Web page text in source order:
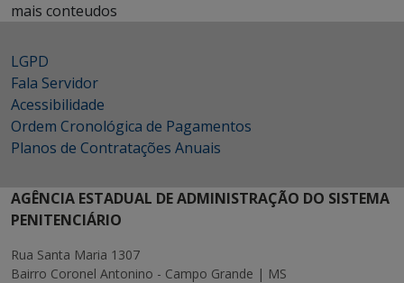
mais conteudos
LGPD
Fala Servidor
Acessibilidade
Ordem Cronológica de Pagamentos
Planos de Contratações Anuais
AGÊNCIA ESTADUAL DE ADMINISTRAÇÃO DO SISTEMA
PENITENCIÁRIO
Rua Santa Maria 1307
Bairro Coronel Antonino - Campo Grande | MS